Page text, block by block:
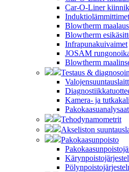
Car-O-Liner
Induktiolämmittimet
Blowtherm
Blowtherm
Infrapunakuivaimet
JOSAM
Blowtherm
Testaus &
Kamera- ja
Tehodynamometrit
Akseliston
Pakokaasunpoisto